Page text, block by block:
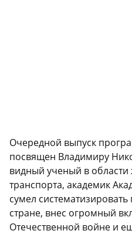
Очередной выпуск
посвящен Владимиру
видный ученый в
транспорта, академик
сумел
стране, внес огромный
Отечественной войне и